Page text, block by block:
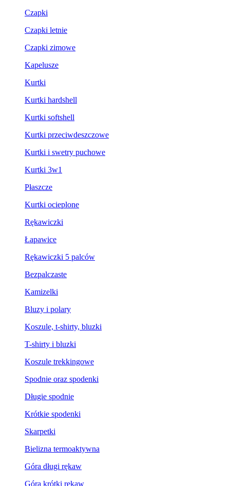
Czapki
Czapki letnie
Czapki zimowe
Kapelusze
Kurtki
Kurtki hardshell
Kurtki softshell
Kurtki przeciwdeszczowe
Kurtki i swetry puchowe
Kurtki 3w1
Płaszcze
Kurtki ocieplone
Rękawiczki
Łapawice
Rękawiczki 5 palców
Bezpalczaste
Kamizelki
Bluzy i polary
Koszule, t-shirty, bluzki
T-shirty i bluzki
Koszule trekkingowe
Spodnie oraz spodenki
Długie spodnie
Krótkie spodenki
Skarpetki
Bielizna termoaktywna
Góra długi rękaw
Góra krótki rękaw